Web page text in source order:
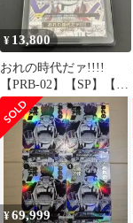
¥ 13,800
おれの時代だァ!!!!
【PRB-02】【SP】【パ
ラレル】【OP09-096】
¥69,999